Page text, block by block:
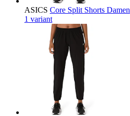
ASICS Core Split Shorts Damen
1 variant